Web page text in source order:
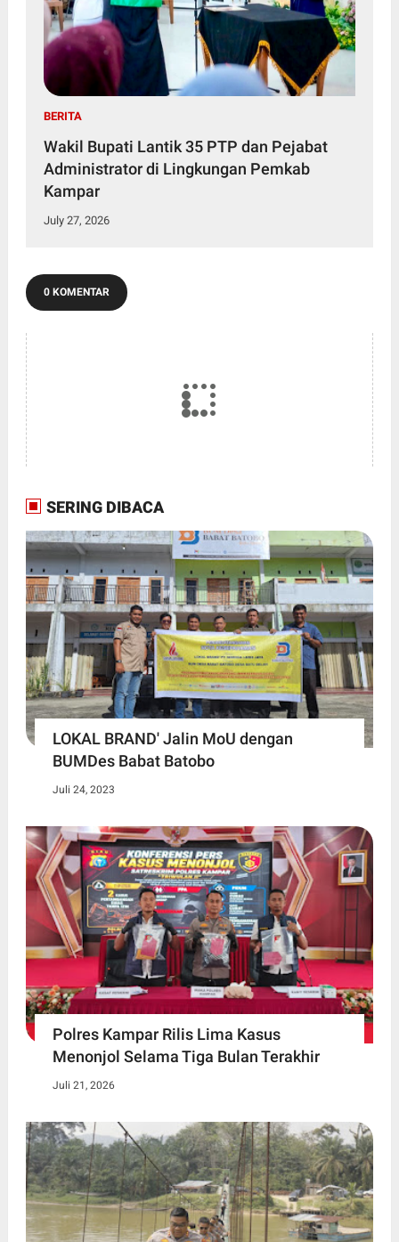
BERITA
Wakil Bupati Lantik 35 PTP dan Pejabat
Administrator di Lingkungan Pemkab
Kampar
July 27, 2026
0 KOMENTAR
SERING DIBACA
LOKAL BRAND' Jalin MoU dengan
BUMDes Babat Batobo
Juli 24, 2023
Polres Kampar Rilis Lima Kasus
Menonjol Selama Tiga Bulan Terakhir
Juli 21, 2026